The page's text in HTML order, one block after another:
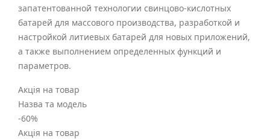
запатентованной технологии свинцово-кислотных
батарей для массового производства, разработкой и
настройкой литиевых батарей для новых приложений,
а также выполнением определенных функций и
параметров.
Акція на товар
Назва та модель
-60%
Акція на товар